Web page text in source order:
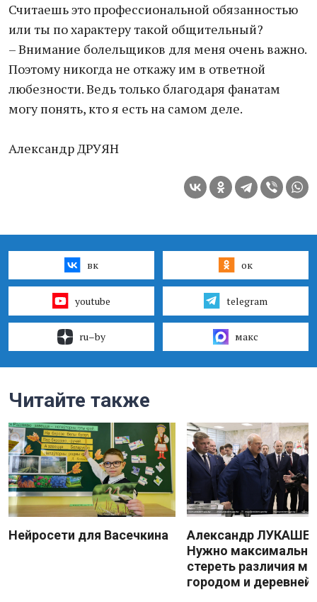
Считаешь это профессиональной обязанностью
или ты по характеру такой общительный?
– Внимание болельщиков для меня очень важно.
Поэтому никогда не откажу им в ответной
любезности. Ведь только благодаря фанатам
могу понять, кто я есть на самом деле.
Александр ДРУЯН
вк ок
youtube telegram
ru–by макс
Читайте также
Нейросети для Васечкина
Александр
Нужно максимально
стереть различия
городом и деревней